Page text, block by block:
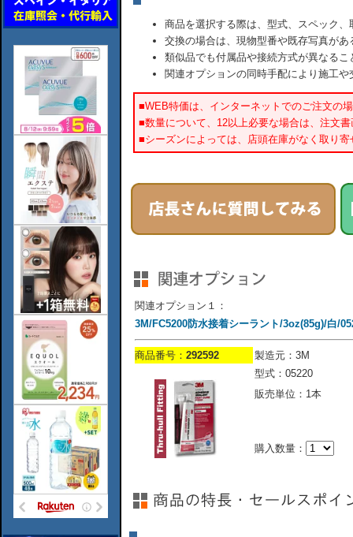
商品を選択する際は、型式、スペック
交換の場合は、現物型番や既存写真が
類似品でも付属品や接続方式が異なるこ
関連オプションの同時手配により施工
■WEB特価は、インターネットでのご注文の
■数量について、12以上必要な場合は、注文
■シーズンによっては、店頭在庫がなく取り
関連オプション１：
3M/FC5200防水接着シーラント/3oz(85g)/白/
商品番号： 292592
製造元：3M
型式：05220
販売単位：1本
購入数量：